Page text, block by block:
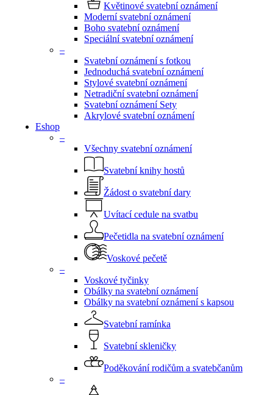
Květinové svatební oznámení
Moderní svatební oznámení
Boho svatební oznámení
Speciální svatební oznámení
–
Svatební oznámení s fotkou
Jednoduchá svatební oznámení
Stylové svatební oznámení
Netradiční svatební oznámení
Svatební oznámení Sety
Akrylové svatební oznámení
Eshop
–
Všechny svatební oznámení
Svatební knihy hostů
Žádost o svatební dary
Uvítací cedule na svatbu
Pečetidla na svatební oznámení
Voskové pečetě
–
Voskové tyčinky
Obálky na svatební oznámení
Obálky na svatební oznámení s kapsou
Svatební ramínka
Svatební skleničky
Poděkování rodičům a svatebčanům
–